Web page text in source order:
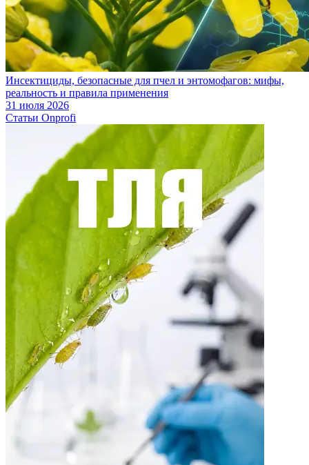
Инсектициды, безопасные для пчел и энтомофагов: мифы,
реальность и правила применения
31 июля 2026
Статьи Onprofi